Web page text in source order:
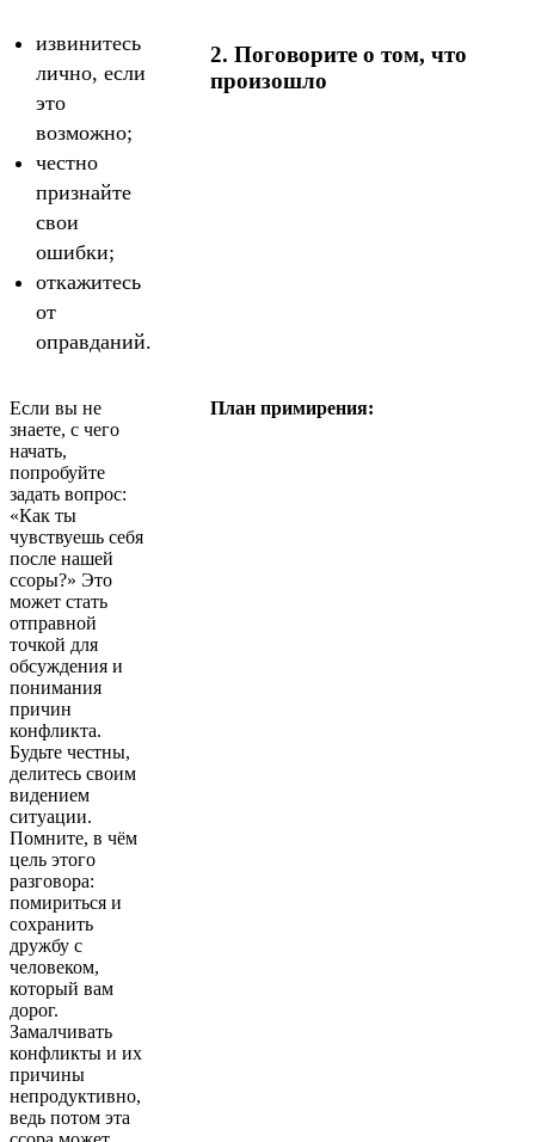
извинитесь
лично, если
это
возможно;
честно
признайте
свои
ошибки;
откажитесь
от
оправданий.
2. Поговорите о том, что
произошло
Если вы не
знаете, с чего
начать,
попробуйте
задать вопрос:
«Как ты
чувствуешь себя
после нашей
ссоры?» Это
может стать
отправной
точкой для
обсуждения и
понимания
причин
конфликта.
Будьте честны,
делитесь своим
видением
ситуации.
Помните, в чём
цель этого
разговора:
помириться и
сохранить
дружбу с
человеком,
который вам
дорог.
Замалчивать
конфликты и их
причины
непродуктивно,
ведь потом эта
План примирения: